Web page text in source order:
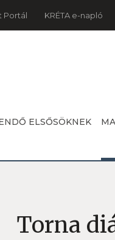
Portál KRÉTA e-napló
ELSŐSÖKNEK
Torna